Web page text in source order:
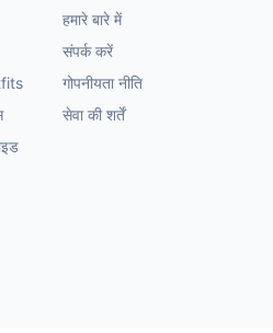
हमारे बारे में
संपर्क करें
गोपनीयता नीति
सेवा की शर्तें